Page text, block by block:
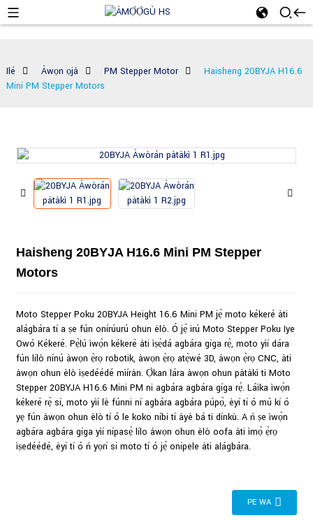
Ilé Àwọn ọjà PM Stepper Motor
Haisheng 20BYJA H16.6
Mini PM Stepper Motors
Haisheng 20BYJA H16.6 Mini PM Stepper
Motors
Moto Stepper Poku 20BYJA Height 16.6 Mini PM jẹ́ moto kékeré àti
alágbára tí a ṣe fún onírúurú ohun èlò. Ó jẹ́ irú Moto Stepper Poku Iye
Owó Kékeré. Pẹ̀lú ìwọ̀n kékeré àti ìṣẹ̀dá agbára gíga rẹ̀, moto yìí dára
fún lílò nínú àwọn ẹ̀rọ robotik, àwọn ẹ̀rọ atẹ̀wé 3D, àwọn ẹ̀rọ CNC, àti
àwọn ohun èlò ìṣedéédé mìíràn. Ọ̀kan lára ​​àwọn ohun pàtàkì ti Moto
Stepper 20BYJA H16.6 Mini PM ni agbára agbára gíga rẹ̀. Láìka ìwọ̀n
kékeré rẹ̀ sí, moto yìí lè fúnni ní agbára agbára púpọ̀, èyí tí ó mú kí ó
yẹ fún àwọn ohun èlò tí ó le koko níbi tí àyè bá ti dínkù. A ń ṣe ìwọ̀n
agbára agbára gíga yìí nípasẹ̀ lílo àwọn ohun èlò oofa àti ìmọ̀ ẹ̀rọ
ìṣedéédé, èyí tí ó ń yọrí sí moto tí ó jẹ́ onípele àti alágbára.
PE WA